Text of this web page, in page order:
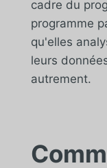
cadre du
programme
qu'elles
leurs
autrement.